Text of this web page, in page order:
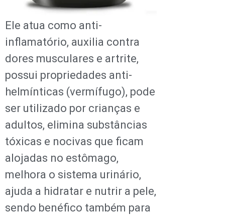
Ele atua como anti-
inflamatório, auxilia contra
dores musculares e artrite,
possui propriedades anti-
helmínticas (vermífugo), pode
ser utilizado por crianças e
adultos, elimina substâncias
tóxicas e nocivas que ficam
alojadas no estômago,
melhora o sistema urinário,
ajuda a hidratar e nutrir a pele,
sendo benéfico também para